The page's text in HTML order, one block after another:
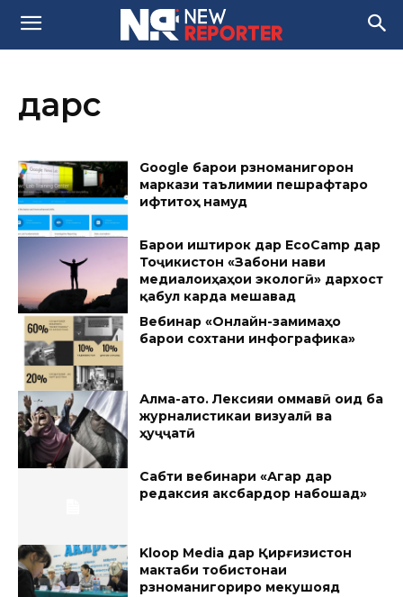
дарс
Google барои рӯзноманигорон
маркази таълимии пешрафтаро
ифтитоҳ намуд
Барои иштирок дар EcoCamp дар
Тоҷикистон «Забони нави
медиалоиҳаҳои экологӣ» дархост
қабул карда мешавад
Вебинар «Онлайн-замимаҳо
барои сохтани инфографика»
Алма-ато. Лексияи оммавӣ оид ба
журналистикаи визуалӣ ва
ҳуҷҷатӣ
Сабти вебинари «Агар дар
редаксия аксбардор набошад»
Kloop Media дар Қирғизистон
мактаби тобистонаи
рӯзноманигориро мекушояд